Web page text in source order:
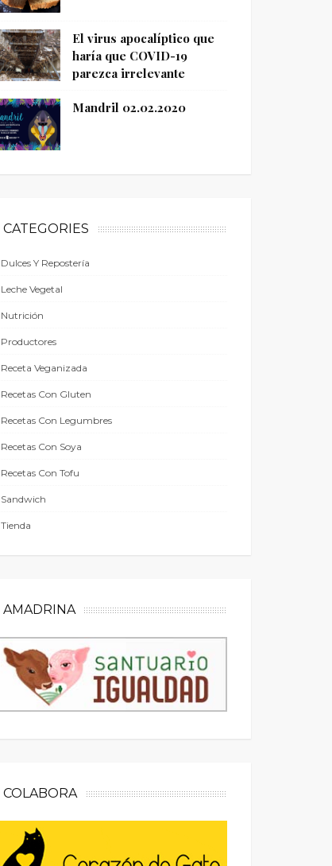
El virus apocalíptico que
haría que COVID-19
parezca irrelevante
Mandril 02.02.2020
CATEGORIES
Dulces Y Repostería
Leche Vegetal
Nutrición
Productores
Receta Veganizada
Recetas Con Gluten
Recetas Con Legumbres
Recetas Con Soya
Recetas Con Tofu
Sandwich
Tienda
AMADRINA
COLABORA